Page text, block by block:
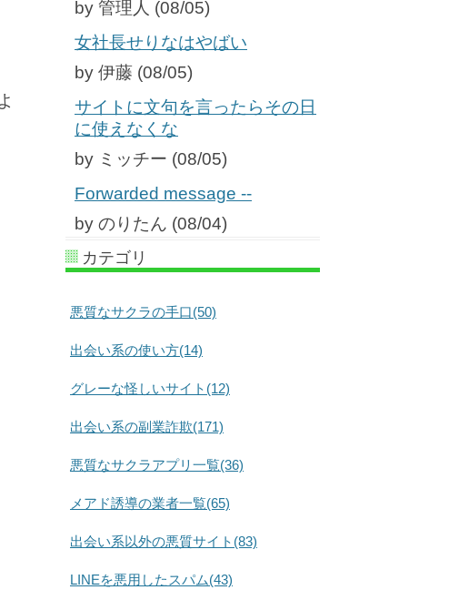
by 管理人 (08/05)
女社長せりなはやばい
by 伊藤 (08/05)
サイトに文句を言ったらその日
に使えなくな
by ミッチー (08/05)
Forwarded message --
by のりたん (08/04)
カテゴリ
悪質なサクラの手口(50)
出会い系の使い方(14)
グレーな怪しいサイト(12)
出会い系の副業詐欺(171)
悪質なサクラアプリ一覧(36)
メアド誘導の業者一覧(65)
出会い系以外の悪質サイト(83)
LINEを悪用したスパム(43)